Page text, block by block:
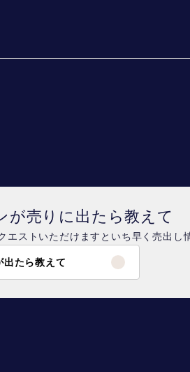
が売りに出たら教えて
ストいただけますといち早く売出し
出たら教えて